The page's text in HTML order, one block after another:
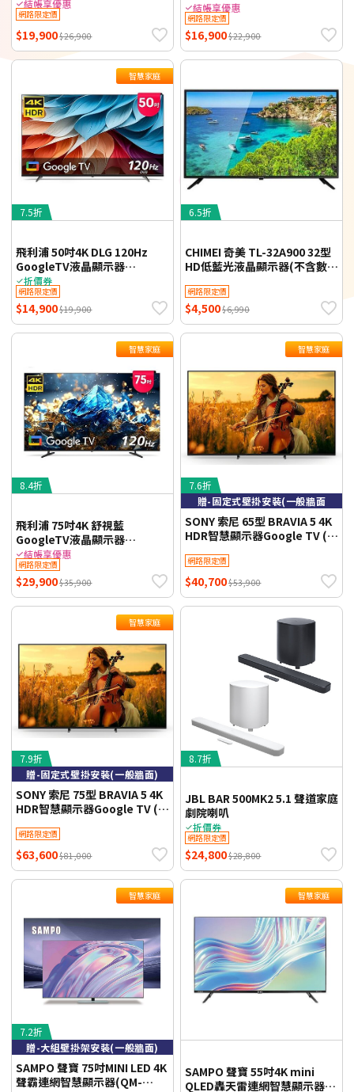
65PUH7650 (送基本安裝) 【智
慧家庭】
結帳享優惠
網路限定價
$19,900$26,900
55PUH7650 (送基本安裝) 【智
慧家庭】
結帳享優惠
網路限定價
$16,900$22,900
7.5折
智慧家庭
飛利浦 50吋4K DLG 120Hz
GoogleTV液晶顯示器
50PUH7650 (送基本安裝) 【智
慧家庭】
折價券
網路限定價
$14,900$19,900
6.5折
CHIMEI 奇美 TL-32A900 32型
HD低藍光液晶顯示器(不含數位
網路限定價
$4,500$6,990
8.4折
智慧家庭
飛利浦 75吋4K 舒視藍
GoogleTV液晶顯示器
75PUH7700【智慧家庭】 (送
基本安裝)
結帳享優惠
網路限定價
$29,900$35,900
7.6折
智慧家庭
贈-固定式壁掛安裝(一般牆面
SONY 索尼 65型 BRAVIA 5 4K
HDR智慧顯示器Google TV (Y-
(一般牆面) 【智慧家庭】
網路限定價
$40,700$53,900
7.9折
智慧家庭
贈-固定式壁掛安裝(一般牆面)
SONY 索尼 75型 BRAVIA 5 4K
HDR智慧顯示器Google TV (Y-
(一般牆面) 【智慧家庭】
網路限定價
$63,600$81,000
8.7折
JBL BAR 500MK2 5.1 聲道家庭
劇院喇叭
折價券
網路限定價
$24,800$28,800
7.2折
智慧家庭
贈-大組壁掛架安裝(一般牆面)
SAMPO 聲寶 75吋MINI LED 4K
聲霸連網智慧顯示器(QM-
智慧家庭
SAMPO 聲寶 55吋4K mini
QLED轟天雷連網智慧顯示器